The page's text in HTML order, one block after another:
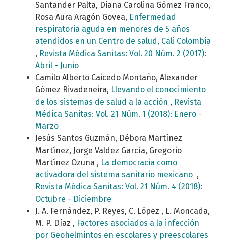
Santander Palta, Diana Carolina Gómez Franco,
Rosa Aura Aragón Govea, Enfermedad
respiratoria aguda en menores de 5 años
atendidos en un Centro de salud, Cali Colombia
, Revista Médica Sanitas: Vol. 20 Núm. 2 (2017):
Abril - Junio
Camilo Alberto Caicedo Montaño, Alexander
Gómez Rivadeneira, Llevando el conocimiento
de los sistemas de salud a la acción , Revista
Médica Sanitas: Vol. 21 Núm. 1 (2018): Enero -
Marzo
Jesús Santos Guzmán, Débora Martínez
Martínez, Jorge Valdez García, Gregorio
Martínez Ozuna , La democracia como
activadora del sistema sanitario mexicano ,
Revista Médica Sanitas: Vol. 21 Núm. 4 (2018):
Octubre - Diciembre
J. A. Fernández, P. Reyes, C. López , L. Moncada,
M. P. Díaz , Factores asociados a la infección
por Geohelmintos en escolares y preescolares